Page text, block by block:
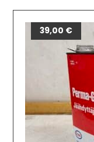
39,00 €